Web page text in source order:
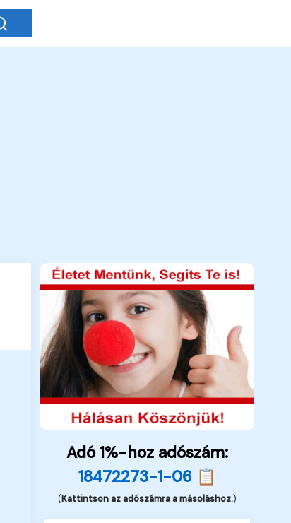
Adó 1%-hoz adószám:
18472273-1-06 📋
(Kattintson az adószámra a másoláshoz.)